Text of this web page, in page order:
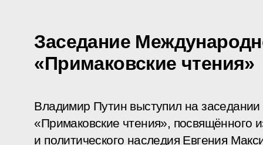
Заседание
«Примаковские чтения»
Владимир Путин выступил на
«Примаковские чтения», посвящённого
и политического наследия Евгения